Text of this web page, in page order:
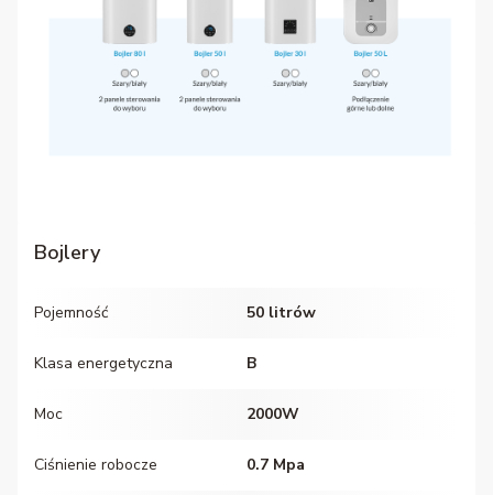
Bojlery
Pojemność 50 litrów
Klasa energetyczna B
Moc 2000W
Ciśnienie robocze 0.7 Mpa